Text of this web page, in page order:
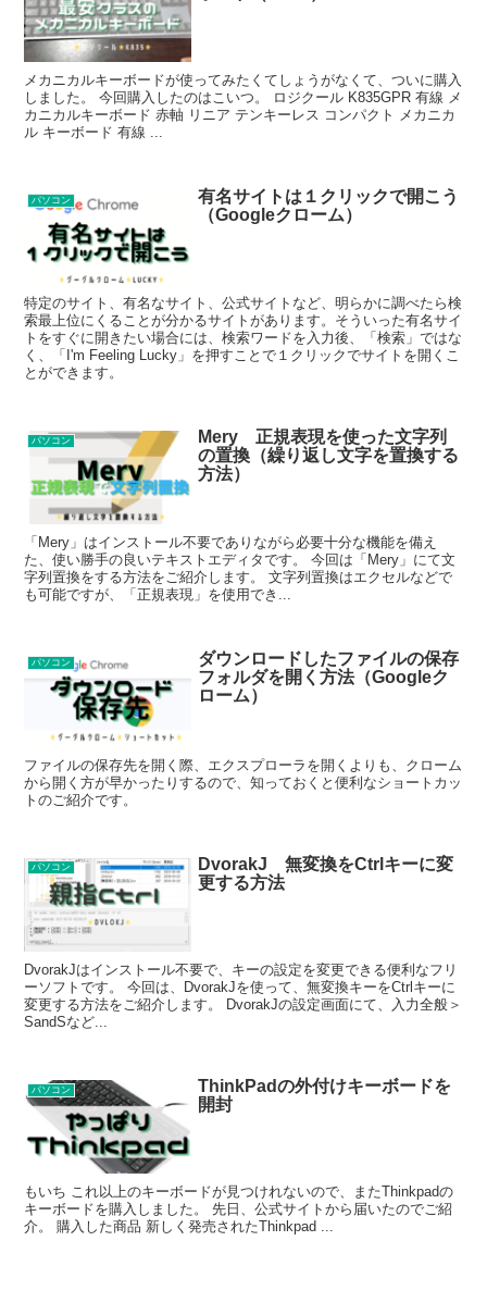
メカニカルキーボードが使ってみたくてしょうがなくて、ついに購入
しました。 今回購入したのはこいつ。 ロジクール K835GPR 有線 メ
カニカルキーボード 赤軸 リニア テンキーレス コンパクト メカニカ
ル キーボード 有線 ...
パソコン
有名サイトは１クリックで開こう
（Googleクローム）
特定のサイト、有名なサイト、公式サイトなど、明らかに調べたら検
索最上位にくることが分かるサイトがあります。そういった有名サイ
トをすぐに開きたい場合には、検索ワードを入力後、「検索」ではな
く、「I'm Feeling Lucky」を押すことで１クリックでサイトを開くこ
とができます。
パソコン
Mery 正規表現を使った文字列
の置換（繰り返し文字を置換する
方法）
「Mery」はインストール不要でありながら必要十分な機能を備え
た、使い勝手の良いテキストエディタです。 今回は「Mery」にて文
字列置換をする方法をご紹介します。 文字列置換はエクセルなどで
も可能ですが、「正規表現」を使用でき...
パソコン
ダウンロードしたファイルの保存
フォルダを開く方法（Googleク
ローム）
ファイルの保存先を開く際、エクスプローラを開くよりも、クローム
から開く方が早かったりするので、知っておくと便利なショートカッ
トのご紹介です。
パソコン
DvorakJ 無変換をCtrlキーに変
更する方法
DvorakJはインストール不要で、キーの設定を変更できる便利なフリ
ーソフトです。 今回は、DvorakJを使って、無変換キーをCtrlキーに
変更する方法をご紹介します。 DvorakJの設定画面にて、入力全般＞
SandSなど...
パソコン
ThinkPadの外付けキーボードを
開封
もいち これ以上のキーボードが見つけれないので、またThinkpadの
キーボードを購入しました。 先日、公式サイトから届いたのでご紹
介。 購入した商品 新しく発売されたThinkpad ...